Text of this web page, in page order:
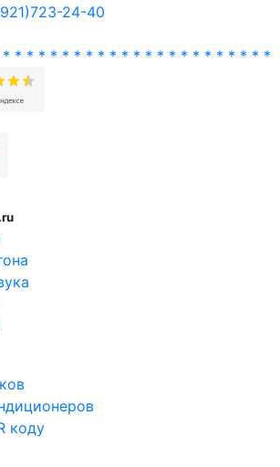
24-40
* * * * * * * * * * * * * * * * * * * * * *
коду